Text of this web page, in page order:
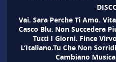
Vai. Sara Perche Ti Amo.
Casco Blu. Non Succedera
Tutti I Giorni. Fince
L’Italiano.Tu Che Non
Cambiano